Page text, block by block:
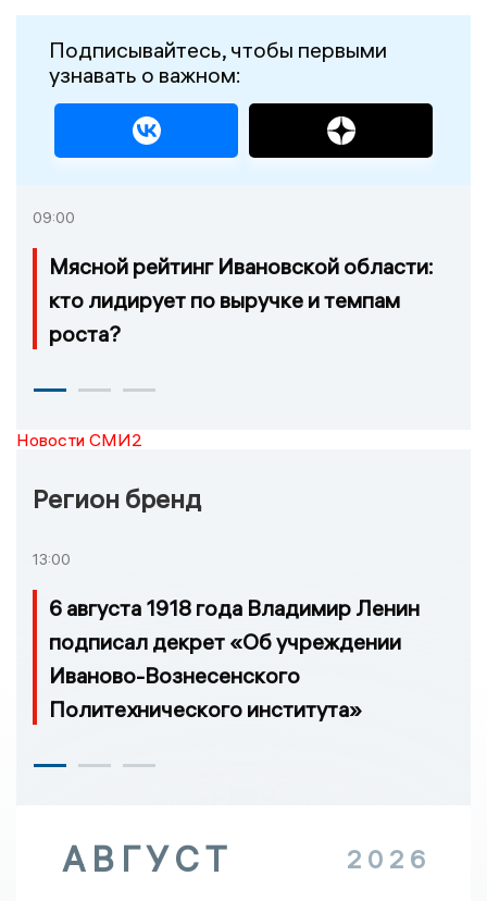
Подписывайтесь, чтобы первыми
узнавать о важном:
09:00
Мясной рейтинг Ивановской области:
кто лидирует по выручке и темпам
роста?
Новости СМИ2
Регион бренд
13:00
6 августа 1918 года Владимир Ленин
подписал декрет «Об учреждении
Иваново-Вознесенского
Политехнического института»
АВГУСТ 2026